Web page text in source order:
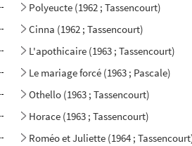
Polyeucte (1962 ; Tassencourt)
Cinna (1962 ; Tassencourt)
L'apothicaire (1963 ; Tassencourt)
Le mariage forcé (1963 ; Pascale)
Othello (1963 ; Tassencourt)
Horace (1963 ; Tassencourt)
Roméo et Juliette (1964 ;